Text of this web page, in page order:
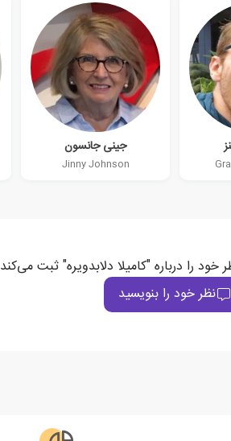
جینی جانسون
Jinny Johnson
خود را درباره "کامیلا دلابدویره" ثبت می‌کند
نظر خود را بنویسید